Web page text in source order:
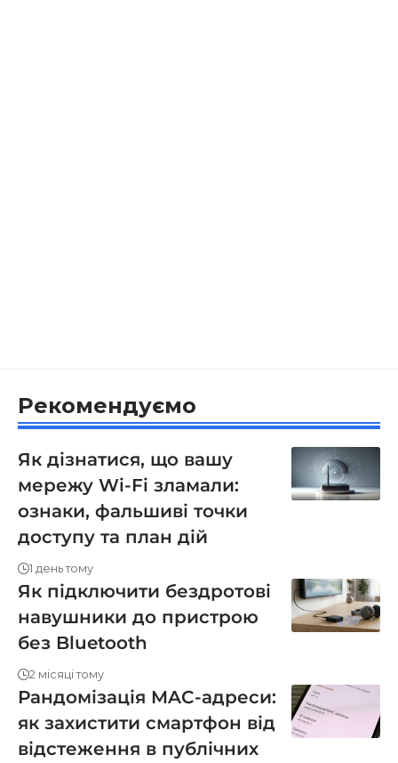
Рекомендуємо
Як дізнатися, що вашу
мережу Wi-Fi зламали:
ознаки, фальшиві точки
доступу та план дій
1 день тому
Як підключити бездротові
навушники до пристрою
без Bluetooth
2 місяці тому
Рандомізація MAC-адреси:
як захистити смартфон від
відстеження в публічних